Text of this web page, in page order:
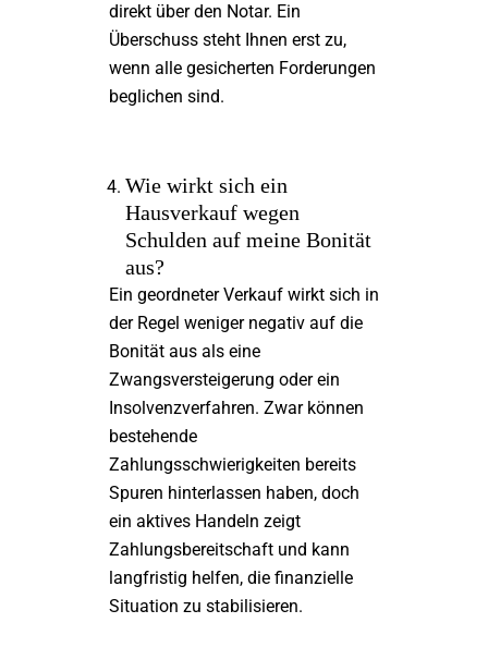
direkt über den Notar. Ein
Überschuss steht Ihnen erst zu,
wenn alle gesicherten Forderungen
beglichen sind.
Wie wirkt sich ein
Hausverkauf wegen
Schulden auf meine Bonität
aus?
Ein geordneter Verkauf wirkt sich in
der Regel weniger negativ auf die
Bonität aus als eine
Zwangsversteigerung oder ein
Insolvenzverfahren. Zwar können
bestehende
Zahlungsschwierigkeiten bereits
Spuren hinterlassen haben, doch
ein aktives Handeln zeigt
Zahlungsbereitschaft und kann
langfristig helfen, die finanzielle
Situation zu stabilisieren.